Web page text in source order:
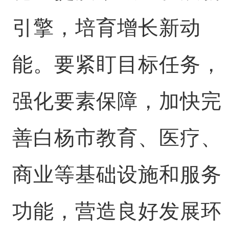
引擎，培育增长新动
能。要紧盯目标任务，
强化要素保障，加快完
善白杨市教育、医疗、
商业等基础设施和服务
功能，营造良好发展环